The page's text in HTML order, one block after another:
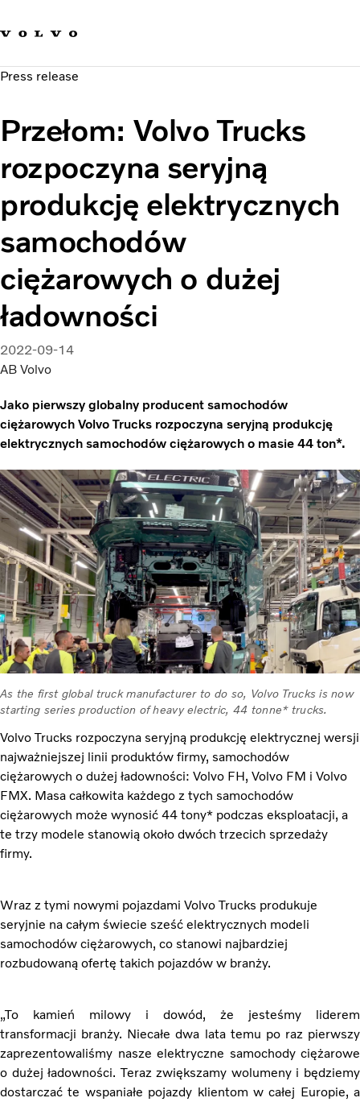
Sustainable Transportation
News & Media
About us
Press release
Przełom: Volvo Trucks
rozpoczyna seryjną
produkcję elektrycznych
samochodów
ciężarowych o dużej
ładowności
2022-09-14
AB Volvo
Jako pierwszy globalny producent samochodów
ciężarowych Volvo Trucks rozpoczyna seryjną produkcję
elektrycznych samochodów ciężarowych o masie 44 ton*.
As the first global truck manufacturer to do so, Volvo Trucks is now
starting series production of heavy electric, 44 tonne* trucks.
Volvo Trucks rozpoczyna seryjną produkcję elektrycznej wersji
najważniejszej linii produktów firmy, samochodów
ciężarowych o dużej ładowności: Volvo FH, Volvo FM i Volvo
FMX. Masa całkowita każdego z tych samochodów
ciężarowych może wynosić 44 tony* podczas eksploatacji, a
te trzy modele stanowią około dwóch trzecich sprzedaży
firmy.
Wraz z tymi nowymi pojazdami Volvo Trucks produkuje
seryjnie na całym świecie sześć elektrycznych modeli
samochodów ciężarowych, co stanowi najbardziej
rozbudowaną ofertę takich pojazdów w branży.
„To kamień milowy i dowód, że jesteśmy liderem
transformacji branży. Niecałe dwa lata temu po raz pierwszy
zaprezentowaliśmy nasze elektryczne samochody ciężarowe
o dużej ładowności. Teraz zwiększamy wolumeny i będziemy
dostarczać te wspaniałe pojazdy klientom w całej Europie, a